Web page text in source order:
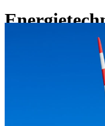
Um den riesigen
Klimaziele zu erreichen
Energiequellen